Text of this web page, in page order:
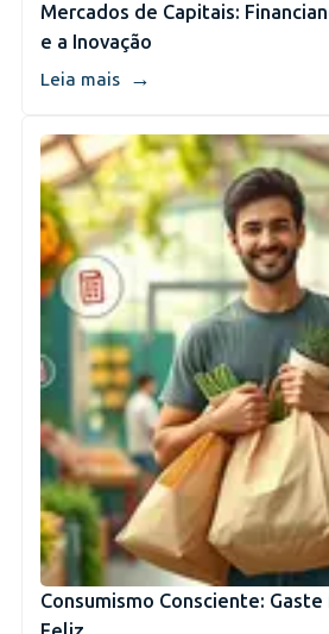
Mercados de Capitais:
e a Inovação
Leia mais →
Consumismo Consciente: